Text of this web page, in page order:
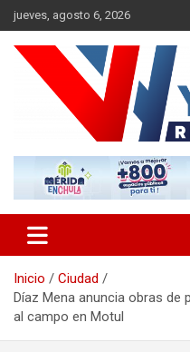
Saltar
al
contenido
jueves, agosto 6, 2026
Vector
Inicio
Ciudad
Díaz Mena anuncia obras de
al campo en Motul